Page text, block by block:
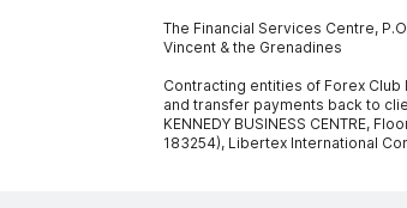
The Financial Services Centre,
Vincent & the Grenadines
Contracting entities of Forex
and transfer payments back to
KENNEDY BUSINESS CENTRE,
183254), Libertex International